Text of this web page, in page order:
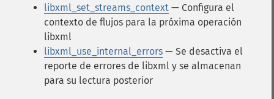
libxml_set_streams_context — Configura el
contexto de flujos para la próxima operación
libxml
libxml_use_internal_errors — Se desactiva el
reporte de errores de libxml y se almacenan
para su lectura posterior